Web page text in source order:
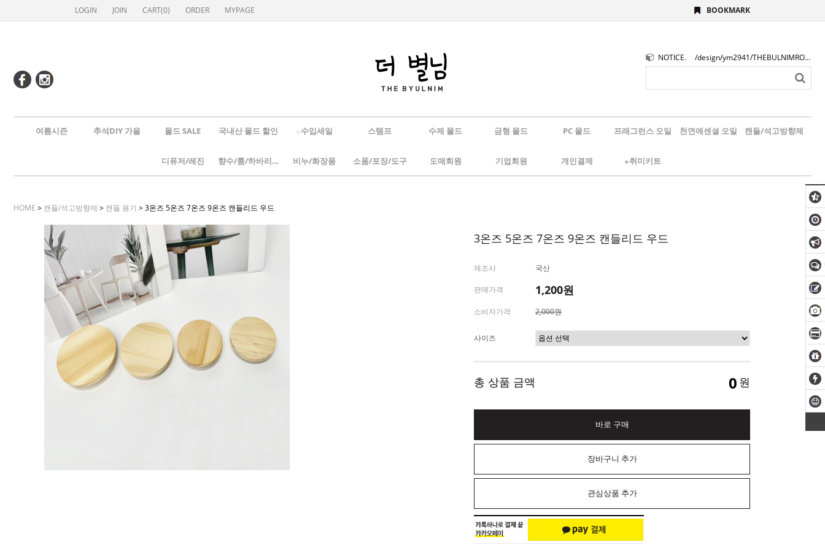
LOGIN JOIN CART(0) ORDER MYPAGE BOOKMARK
NOTICE. /design/ym2941/THEBULNIMROGO.png
여름시즌 추석DIY 가을 몰드 SALE 국내산 몰드 할인 ☆수입세일 스탬프 수제 몰드 금형 몰드 PC 몰드 프래그런스 오일 천연에센셜 오일 캔들/석고방향제
디퓨저/레진 향수/룸/하바리움 비누/화장품 소품/포장/도구 도매회원 기업회원 개인결제 ★취미키트
HOME > 캔들/석고방향제 > 캔들 용기 > 3온즈 5온즈 7온즈 9온즈 캔들리드 우드
3온즈 5온즈 7온즈 9온즈 캔들리드 우드
제조사 국산
판매가격 1,200원
소비자가격 2,000원
사이즈
총 상품 금액 0 원
바로 구매
장바구니 추가
관심상품 추가